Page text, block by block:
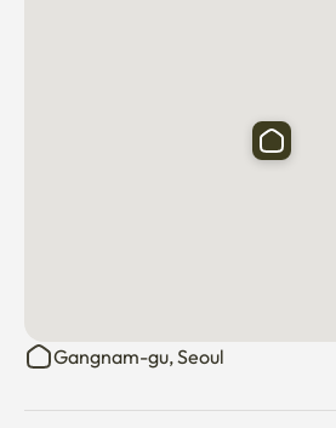
这是一栋没有电梯的四层建筑，住
常生活更加便捷。
客人可以使用共享设施，如公用厨
Gangnam-gu, Seoul